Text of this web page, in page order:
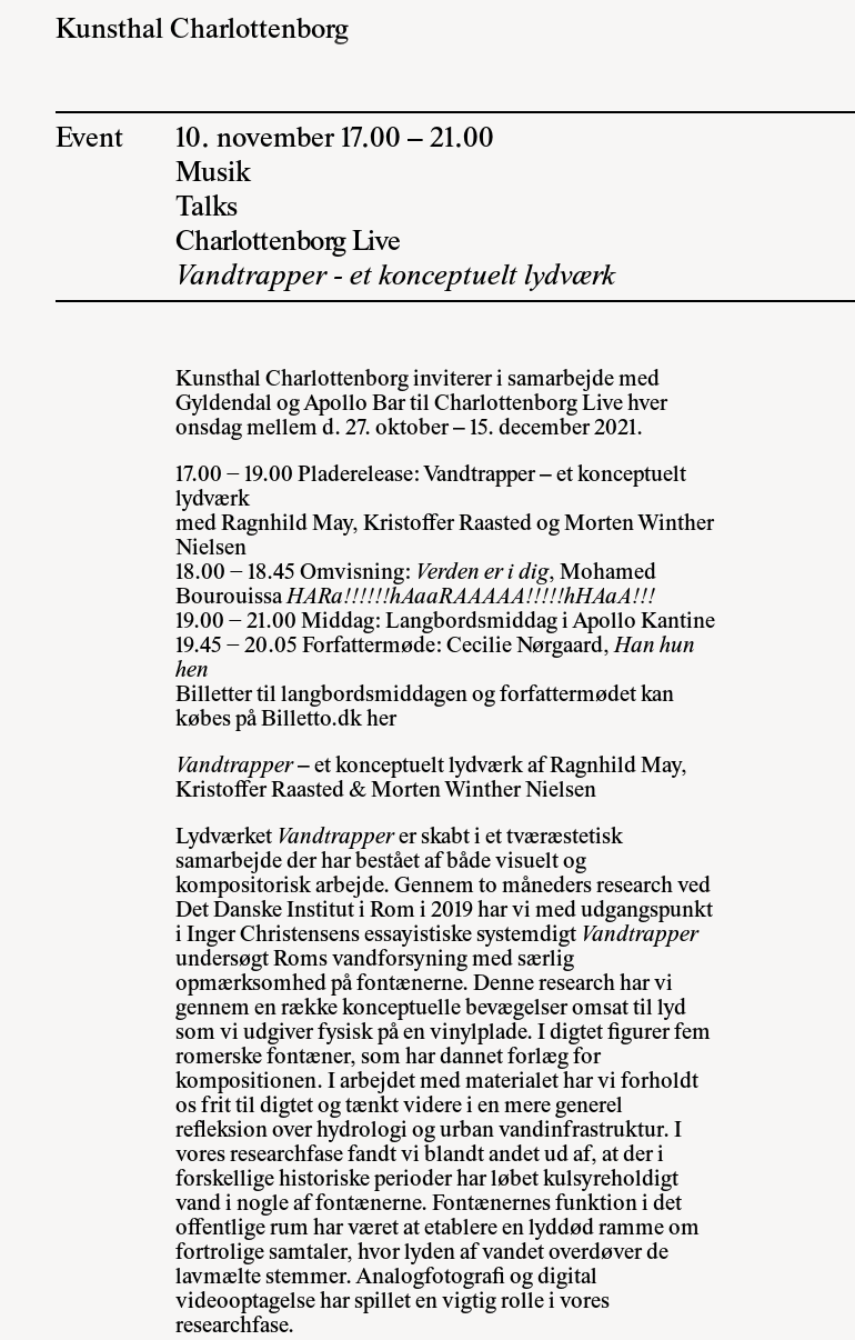
Kunsthal Charlottenborg
Event
10. november 17.00 – 21.00
Musik
Talks
Charlottenborg Live
Vandtrapper - et konceptuelt lydværk
Kunsthal Charlottenborg inviterer i samarbejde med
Gyldendal og Apollo Bar til Charlottenborg Live hver
onsdag mellem d. 27. oktober – 15. december 2021.
17.00 − 19.00 Pladerelease: Vandtrapper – et konceptuelt
lydværk
med Ragnhild May, Kristoffer Raasted og Morten Winther
Nielsen
18.00 − 18.45 Omvisning: Verden er i dig, Mohamed
BourouissaHARa!!!!!!hAaaRAAAAA!!!!!hHAaA!!!
19.00 − 21.00 Middag: Langbordsmiddag i Apollo Kantine
19.45 − 20.05 Forfattermøde: Cecilie Nørgaard,Han hun
hen
Billetter til langbordsmiddagen og forfattermødet kan
købes påBilletto.dk her
Vandtrapper– et konceptuelt lydværk af Ragnhild May,
Kristoffer Raasted & Morten Winther Nielsen
Lydværket Vandtrapperer skabt i et tværæstetisk
samarbejde der har bestået af både visuelt og
kompositorisk arbejde. Gennem to måneders research ved
Det Danske Institut i Rom i 2019 har vi med udgangspunkt
i Inger Christensens essayistiske systemdigtVandtrapper
undersøgt Roms vandforsyning med særlig
opmærksomhed på fontænerne. Denne research har vi
gennem en række konceptuelle bevægelser omsat til lyd
som vi udgiver fysisk på en vinylplade. I digtet figurer fem
romerske fontæner, som har dannet forlæg for
kompositionen. I arbejdet med materialet har vi forholdt
os frit til digtet og tænkt videre i en mere generel
refleksion over hydrologi og urban vandinfrastruktur. I
vores researchfase fandt vi blandt andet ud af, at der i
forskellige historiske perioder har løbet kulsyreholdigt
vand i nogle af fontænerne. Fontænernes funktion i det
offentlige rum har været at etablere en lyddød ramme om
fortrolige samtaler, hvor lyden af vandet overdøver de
lavmælte stemmer. Analogfotografi og digital
videooptagelse har spillet en vigtig rolle i vores
researchfase.